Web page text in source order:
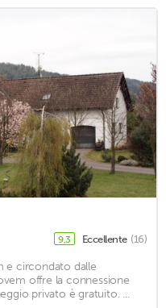
9,3 Eccellente (16)
e circondato dalle
offre la connessione
privato è gratuito. ...